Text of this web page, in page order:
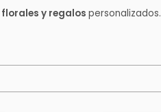
y regalospersonalizados.